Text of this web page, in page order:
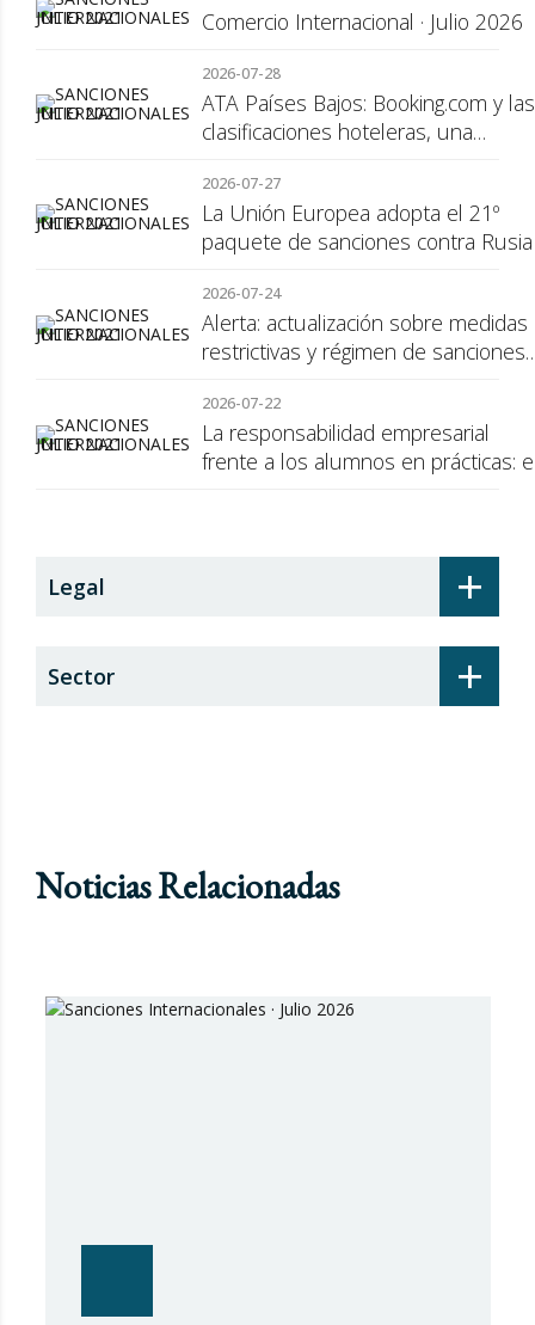
Comercio Internacional · Julio 2026
2026-07-28
ATA Países Bajos: Booking.com y las
clasificaciones hoteleras, una
consumidor
2026-07-27
La Unión Europea adopta el 21º
paquete de sanciones contra Rusia
2026-07-24
Alerta: actualización sobre medidas
restrictivas y régimen de sanciones
2026-07-22
La responsabilidad empresarial
frente a los alumnos en prácticas:
+
Legal
+
Sector
Noticias Relacionadas